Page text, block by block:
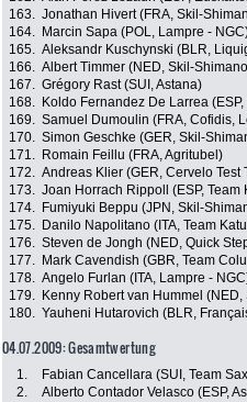
163. Jonathan Hivert (FRA, Skil-
164.
Marcin Sapa (POL, Lampre -
165. Aleksandr Kuschynski (BLR,
166. Albert Timmer (NED, Skil-
167. Grégory Rast (SUI, Astana)
168.
Koldo Fernandez De Larrea
169. Samuel Dumoulin (FRA, Cofidis,
170. Simon Geschke (GER, Skil-
171.
Romain Feillu (FRA, Agritubel)
172. Andreas Klier (GER, Cervelo Test
173. Joan Horrach Rippoll (ESP, Team
174.
Fumiyuki Beppu (JPN, Skil-
175.
Danilo Napolitano (ITA, Team
176. Steven de Jongh (NED, Quick
177.
Mark Cavendish (GBR, Team
178. Angelo Furlan (ITA, Lampre -
179.
Kenny Robert van Hummel
180. Yauheni Hutarovich (BLR,
04.07.2009: Gesamtwertung
1. Fabian Cancellara (SUI, Team
2.
Alberto Contador Velasco (ESP,